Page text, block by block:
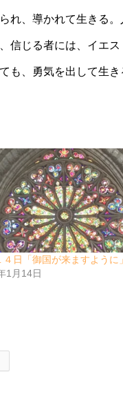
れ、導かれて生きる
信じる者には、イエ
も、勇気を出して生き
４日「御国が来ますように」
1月14日